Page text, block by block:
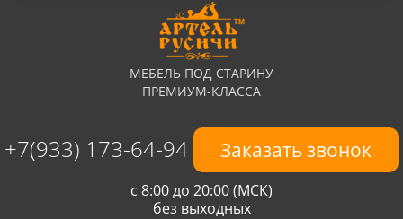
МЕБЕЛЬ ПОД СТАРИНУ
ПРЕМИУМ-КЛАССА
+7(933) 173-64-94 Заказать звонок
с 8:00 до 20:00 (МСК)
без выходных